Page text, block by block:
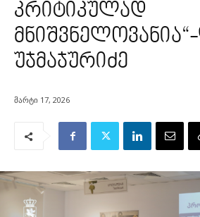
კრიტიკულად
უჯმაჯურიძე
მარტი 17, 2026